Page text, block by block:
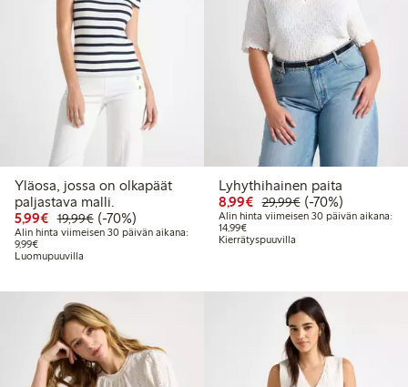
Yläosa, jossa on olkapäät
paljastava malli.
5,99€ Alennettu hinta: 5,99 €
19,99€Normaalihinta: 19,99 €
70% alennus
(-70%)
Alin hinta viimeisen 30 päivän aikana:
9,99€Alin hinta viimeisen 30 päivän aikana: 9,99 €
Luomupuuvilla
Lyhythihainen paita
8,99€ Alennettu hinta: 8,99 €
29,99€Normaalihinta:
70% alennus
(-70%)
Alin hinta viimeisen 30 päivän aikana:
14,99€Alin hinta viimeisen 30 päivän
Kierrätyspuuvilla